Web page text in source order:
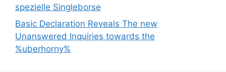
spezielle Singleborse
Basic Declaration Reveals The new
Unanswered Inquiries towards the
%uberhorny%